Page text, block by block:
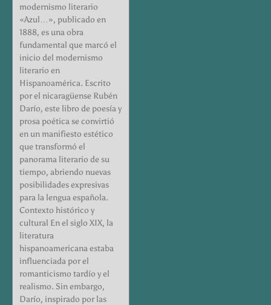
modernismo literario
«Azul…», publicado en
1888, es una obra
fundamental que marcó el
inicio del modernismo
literario en
Hispanoamérica. Escrito
por el nicaragüense Rubén
Darío, este libro de poesía y
prosa poética se convirtió
en un manifiesto estético
que transformó el
panorama literario de su
tiempo, abriendo nuevas
posibilidades expresivas
para la lengua española.
Contexto histórico y
cultural En el siglo XIX, la
literatura
hispanoamericana estaba
influenciada por el
romanticismo tardío y el
realismo. Sin embargo,
Darío, inspirado por las